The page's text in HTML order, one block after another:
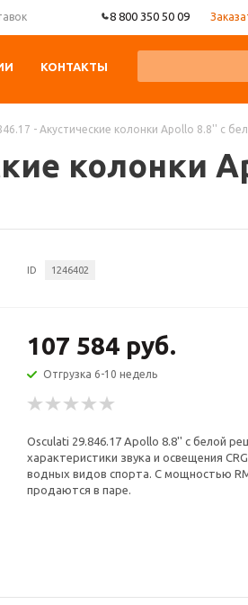
8 800 350 50 09
КОНТАКТЫ
- Акустические колонки Apollo 8.8'' с
колонки
ID 1246402
107 584 руб.
Отгрузка 6-10 недель
Osculati 29.846.17 Apollo 8.8'' с белой
характеристики звука и освещения
водных видов спорта. С мощностью
продаются в паре.